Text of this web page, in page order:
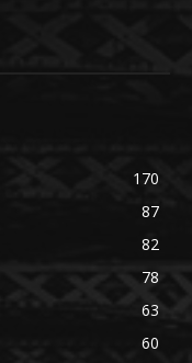
170
87
82
78
63
60